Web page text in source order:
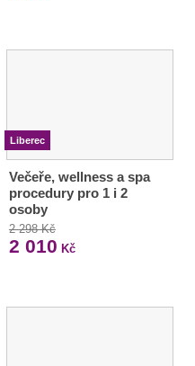
Liberec
Večeře, wellness a spa
procedury pro 1 i 2
osoby
2 298 Kč
2 010 Kč